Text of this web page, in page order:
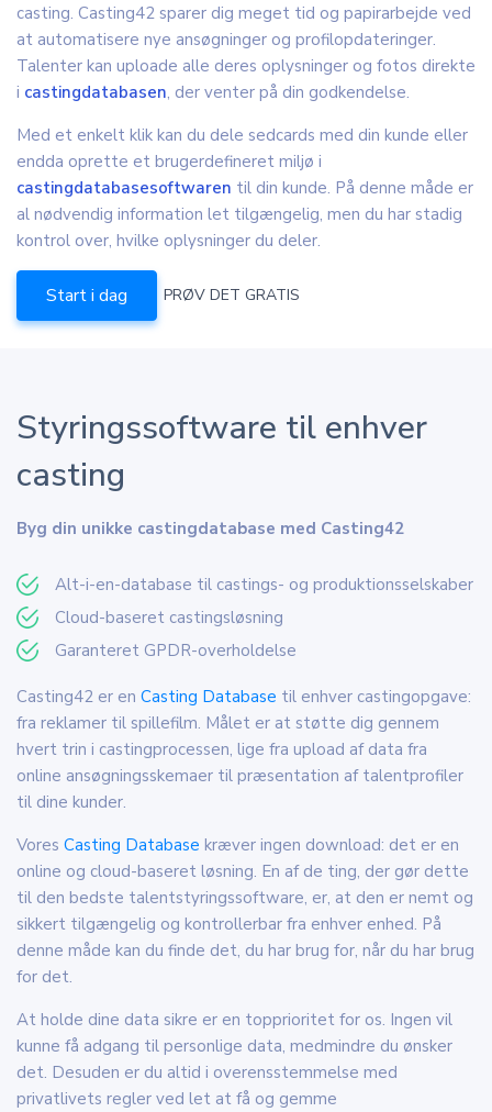
casting. Casting42 sparer dig meget tid og papirarbejde ved
at automatisere nye ansøgninger og profilopdateringer.
Talenter kan uploade alle deres oplysninger og fotos direkte
i castingdatabasen, der venter på din godkendelse.
Med et enkelt klik kan du dele sedcards med din kunde eller
endda oprette et brugerdefineret miljø i
castingdatabasesoftwaren til din kunde. På denne måde er
al nødvendig information let tilgængelig, men du har stadig
kontrol over, hvilke oplysninger du deler.
Start i dag PRØV DET GRATIS
Styringssoftware til enhver
casting
Byg din unikke castingdatabase med Casting42
Alt-i-en-database til castings- og produktionsselskaber
Cloud-baseret castingsløsning
Garanteret GPDR-overholdelse
Casting42 er en Casting Database til enhver castingopgave:
fra reklamer til spillefilm. Målet er at støtte dig gennem
hvert trin i castingprocessen, lige fra upload af data fra
online ansøgningsskemaer til præsentation af talentprofiler
til dine kunder.
Vores Casting Database kræver ingen download: det er en
online og cloud-baseret løsning. En af de ting, der gør dette
til den bedste talentstyringssoftware, er, at den er nemt og
sikkert tilgængelig og kontrollerbar fra enhver enhed. På
denne måde kan du finde det, du har brug for, når du har brug
for det.
At holde dine data sikre er en topprioritet for os. Ingen vil
kunne få adgang til personlige data, medmindre du ønsker
det. Desuden er du altid i overensstemmelse med
privatlivets regler ved let at få og gemme